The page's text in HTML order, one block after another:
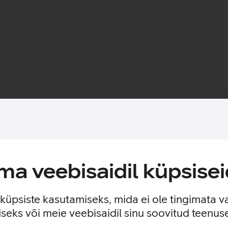
veebisaidil
kasutamiseks, mida ei ole tingimata
või meie veebisaidil sinu soovitud
käsikäes.
on sisseehitatud MagSafe magnetid, mis muudavad
veelgi suurema kaitse. Ümbrisega on võimalik kasutada
ka rahatasku.